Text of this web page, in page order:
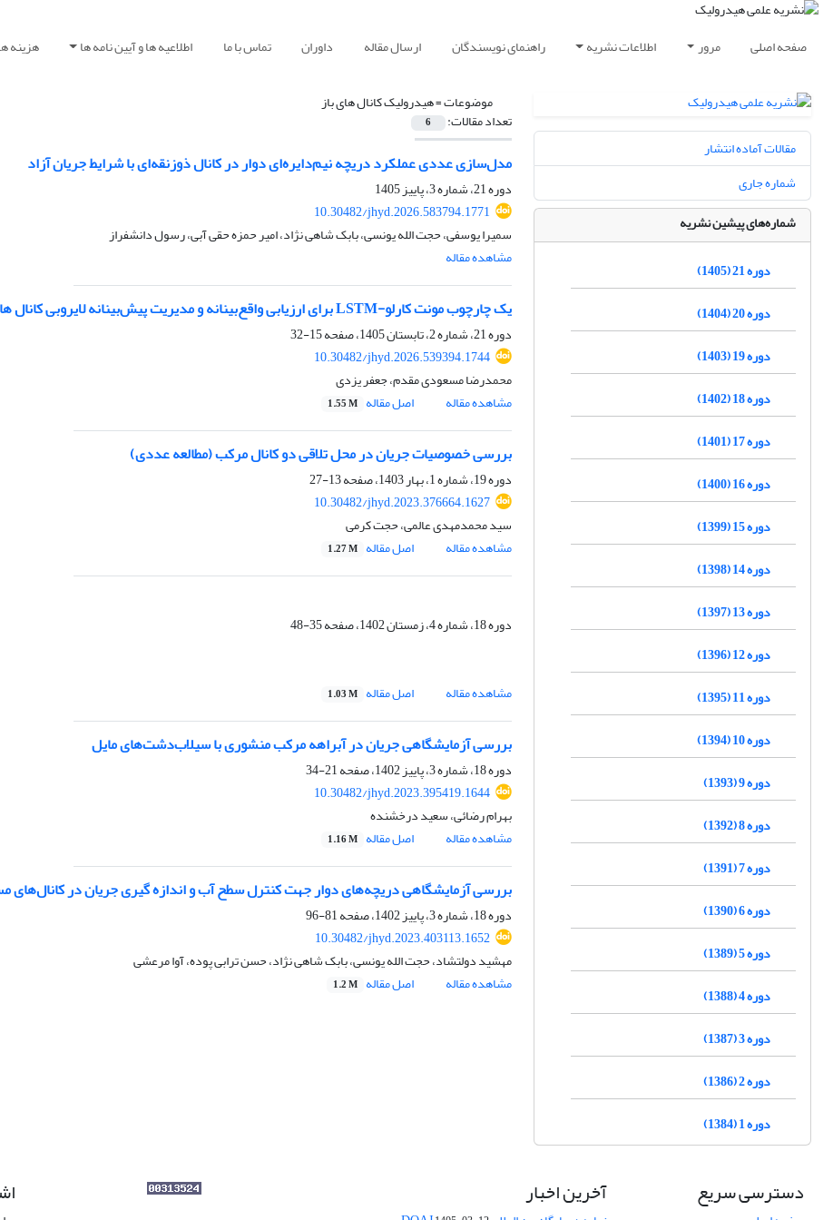
صفحه اصلی مرور اطلاعات نشریه راهنمای نویسندگان ارسال مقاله داوران تماس با ما اطلاعیه ها و آیین نامه ها هزینه
موضوعات =هیدرولیک کانال های باز
تعداد مقالات: 6
مدل‌سازی عددی عملکرد دریچه نیم‌دایره‌ای دوار در کانال ذوزنقه‌ای با شرایط جریان آزاد
دوره 21، شماره 3، پاییز 1405
10.30482/jhyd.2026.583794.1771
سمیرا یوسفی، حجت الله یونسی، بابک شاهی نژاد، امیر حمزه حقی آبی، رسول دانشفراز
مشاهده مقاله
یک چارچوب مونت کارلو-LSTM برای ارزیابی واقع‌بینانه و مدیریت پیش‌بینانه لایروبی کانال های شهری
دوره 21، شماره 2، تابستان 1405، صفحه
15-32
10.30482/jhyd.2026.539394.1744
محمدرضا مسعودی مقدم، جعفر یزدی
مشاهده مقاله
اصل مقاله 1.55 M
بررسی خصوصیات جریان در محل تلاقی دو کانال مرکب (مطالعه عددی)
دوره 19، شماره 1، بهار 1403، صفحه
13-27
10.30482/jhyd.2023.376664.1627
سید محمدمهدی عالمی، حجت کرمی
مشاهده مقاله
اصل مقاله 1.27 M
دوره 18، شماره 4، زمستان 1402، صفحه
35-48
مشاهده مقاله
اصل مقاله 1.03 M
بررسی آزمایشگاهی جریان در آبراهه مرکب منشوری با سیلاب‌دشت‌های مایل
دوره 18، شماره 3، پاییز 1402، صفحه
21-34
10.30482/jhyd.2023.395419.1644
بهرام رضائی، سعید درخشنده
مشاهده مقاله
اصل مقاله 1.16 M
بررسی آزمایشگاهی دریچه‌های دوار جهت کنترل سطح آب و اندازه گیری جریان در کانال‌های
دوره 18، شماره 3، پاییز 1402، صفحه
81-96
10.30482/jhyd.2023.403113.1652
مهشید دولتشاد، حجت الله یونسی، بابک شاهی نژاد، حسن ترابی پوده، آوا مرعشی
مشاهده مقاله
اصل مقاله 1.2 M
مقالات آماده انتشار
شماره جاری
شماره‌های پیشین نشریه
دوره 21 (1405)
دوره 20 (1404)
دوره 19 (1403)
دوره 18 (1402)
دوره 17 (1401)
دوره 16 (1400)
دوره 15 (1399)
دوره 14 (1398)
دوره 13 (1397)
دوره 12 (1396)
دوره 11 (1395)
دوره 10 (1394)
دوره 9 (1393)
دوره 8 (1392)
دوره 7 (1391)
دوره 6 (1390)
دوره 5 (1389)
دوره 4 (1388)
دوره 3 (1387)
دوره 2 (1386)
دوره 1 (1384)
دسترسی سریع آخرین اخبار